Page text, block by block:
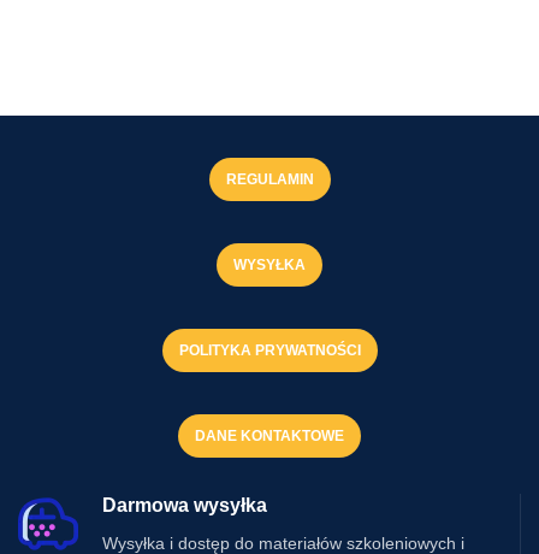
REGULAMIN
WYSYŁKA
POLITYKA PRYWATNOŚCI
DANE KONTAKTOWE
Darmowa wysyłka
Wysyłka i dostęp do materiałów szkoleniowych i